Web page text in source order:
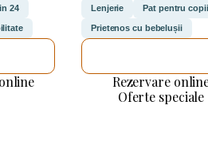
24 Lenjerie Pat pentru copii
Prietenos cu bebelușii
Rezervare
Oferte speciale